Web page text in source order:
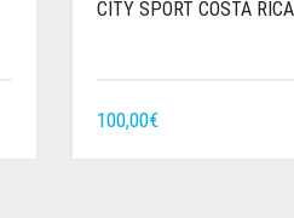
CITY SPORT COSTA
100,00€